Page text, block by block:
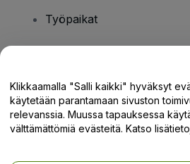
Työpaikat
Tukikeskus / Ota meihin
Klikkaamalla "Salli kaikki" hyväksyt
käytetään parantamaan sivuston
relevanssia. Muussa tapauksessa
välttämättömiä evästeitä. Katso